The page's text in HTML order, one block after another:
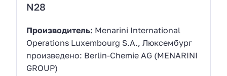
N28
Производитель: Menarini International
Operations Luxembourg S.A., Люксембург
произведено: Berlin-Chemie AG (MENARINI
GROUP)